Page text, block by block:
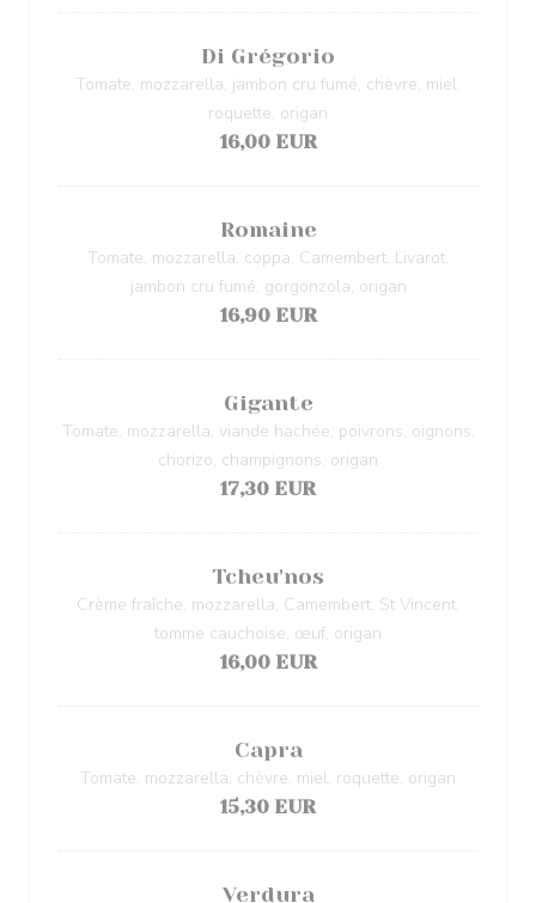
Di Grégorio
Tomate, mozzarella, jambon cru fumé, chèvre, miel,
roquette, origan
16,00 EUR
Romaine
Tomate, mozzarella, coppa, Camembert, Livarot,
jambon cru fumé, gorgonzola, origan
16,90 EUR
Gigante
Tomate, mozzarella, viande hachée, poivrons, oignons,
chorizo, champignons, origan
17,30 EUR
Tcheu'nos
Crème fraîche, mozzarella, Camembert, St Vincent,
tomme cauchoise, œuf, origan
16,00 EUR
Capra
Tomate, mozzarella, chèvre, miel, roquette, origan
15,30 EUR
Verdura